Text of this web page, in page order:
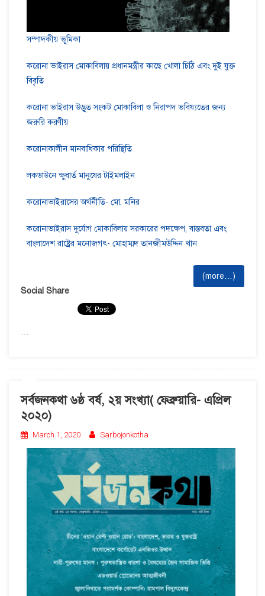
সম্পাদকীয় ভূমিকা
করোনা ভাইরাস মোকাবিলায় প্রধানমন্ত্রীর কাছে খোলা চিঠি এবং দুই যুক্ত
বিবৃতি
করোনা ভাইরাস উদ্ভূত সংকট মোকাবিলা ও নিরাপদ ভবিষ্যতের জন্য
জরুরি করণীয়
করোনাকালীন মানবাধিকার পরিস্থিতি
লকডাউনে ক্ষুধার্ত মানুষের টাইমলাইন
করোনাভাইরাসের অর্থনীতি- মো. মনির
করোনাভাইরাস দুর্যোগ মোকাবিলায় সরকারের পদক্ষেপ, বাস্তবতা এবং
বাংলাদেশ রাষ্ট্রের মনোজগৎ- মোহাম্মদ তানজীমউদ্দিন খান
(more…)
Social Share
…
সর্বজনকথা ৬ষ্ঠ বর্ষ, ২য় সংখ্যা( ফেব্রুয়ারি- এপ্রিল
২০২০)
March 1, 2020 Sarbojonkotha